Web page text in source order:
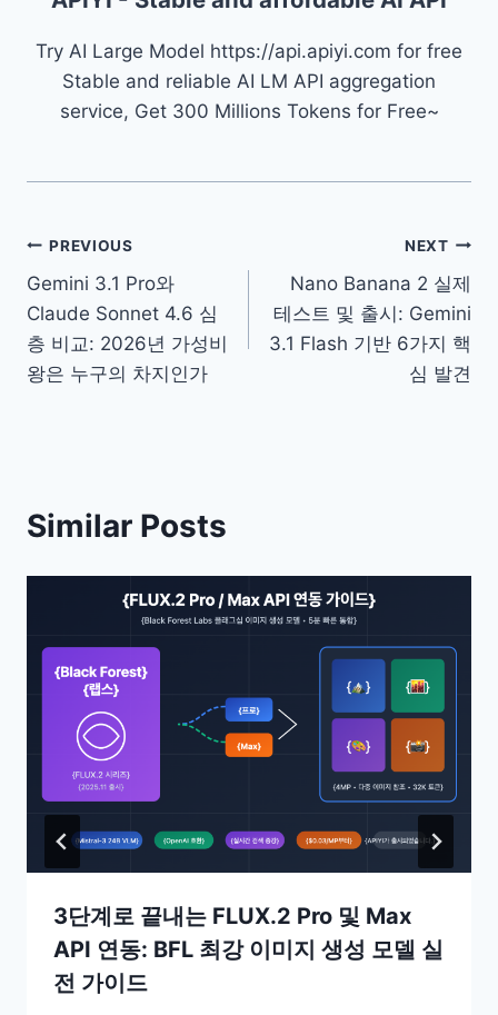
Try AI Large Model https://api.apiyi.com for free
Stable and reliable AI LM API aggregation
service, Get 300 Millions Tokens for Free~
글
탐
색
PREVIOUS
Gemini 3.1 Pro와
Claude Sonnet 4.6 심
층 비교: 2026년 가성비
왕은 누구의 차지인가
NEXT
Nano Banana 2 실제
테스트 및 출시: Gemini
3.1 Flash 기반 6가지 핵
심 발견
Similar Posts
3단계로 끝내는 FLUX.2 Pro 및 Max
API 연동: BFL 최강 이미지 생성 모델 실
전 가이드